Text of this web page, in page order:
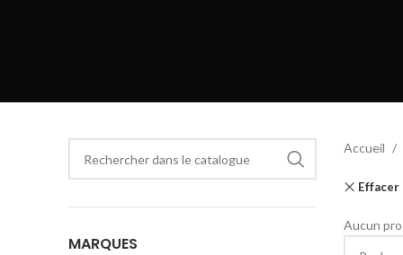
MARQUES
Accueil
Aucun